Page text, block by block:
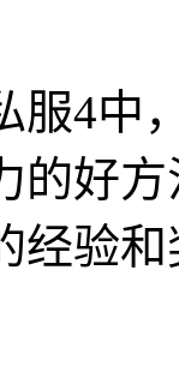
服4中
的好
经验